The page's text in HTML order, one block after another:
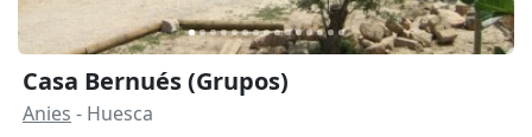
Casa Bernués (Grupos)
Anies - Huesca